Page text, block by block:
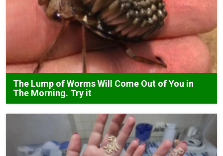
The Lump of Worms Will Come Out of You in
The Morning. Try it